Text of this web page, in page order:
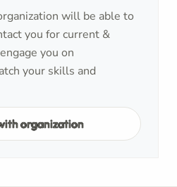
will be able to
you for current &
you on
your skills and
organization